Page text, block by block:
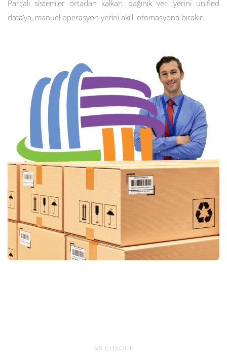
Parçalı sistemler ortadan kalkar; dağınık veri yerini unified
data’ya, manuel operasyon yerini akıllı otomasyona bırakır.
MECHSOFT